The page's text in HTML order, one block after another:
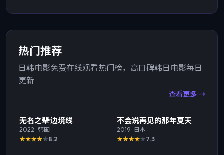
热门推荐
日韩电影免费在线观看热门榜，高口碑韩日电影每日
更新
查看更多 →
热门
无名之辈·边境线
2022 ·韩国
8.2
热门 TOP
不会说再见的那年夏天
2019 · 日本
7.3